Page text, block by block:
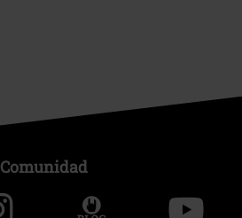
Comunidad